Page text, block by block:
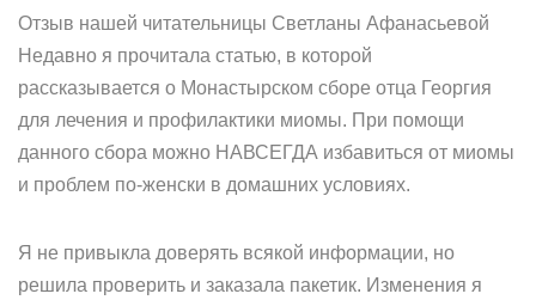
Отзыв нашей читательницы Светланы Афанасьевой
Недавно я прочитала статью, в которой
рассказывается о Монастырском сборе отца Георгия
для лечения и профилактики миомы. При помощи
данного сбора можно НАВСЕГДА избавиться от миомы
и проблем по-женски в домашних условиях.
Я не привыкла доверять всякой информации, но
решила проверить и заказала пакетик. Изменения я